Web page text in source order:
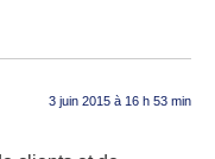
3 juin 2015 à 16 h 53 min